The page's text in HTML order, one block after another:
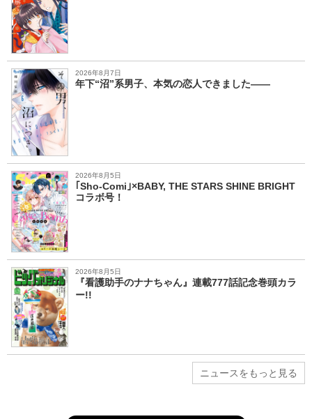
2026年8月7日
年下“沼”系男子、本気の恋人できました――
2026年8月5日
｢Sho-Comi｣×BABY, THE STARS SHINE BRIGHT
コラボ号！
2026年8月5日
『看護助手のナナちゃん』連載777話記念巻頭カラ
ー!!
ニュースをもっと見る